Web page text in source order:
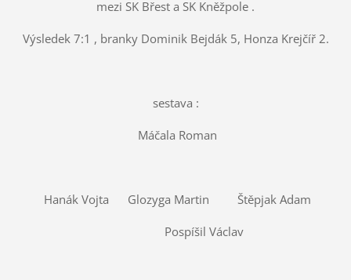
mezi SK Břest a SK Kněžpole .
Výsledek 7:1 , branky Dominik Bejdák 5, Honza Krejčíř 2.
sestava :
Máčala Roman
Hanák Vojta Glozyga Martin Štěpjak Adam
Pospíšil Václav